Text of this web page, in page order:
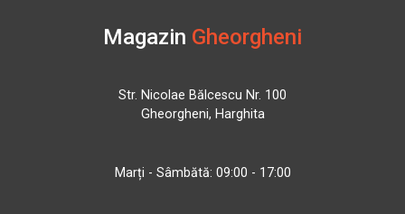
Magazin Gheorgheni
Str. Nicolae Bălcescu Nr. 100
Gheorgheni, Harghita
Marți - Sâmbătă: 09:00 - 17:00